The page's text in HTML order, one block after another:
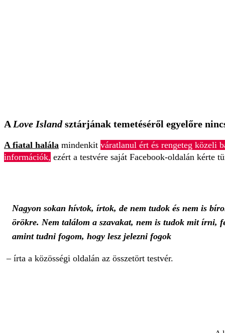
A Love Islandsztárjának temetéséről egyelőre
A fiatal halála mindenkit váratlanul ért és rengeteg közeli
információk, ezért a testvére saját Facebook-oldalán kérte
Nagyon sokan hívtok, írtok, de nem tudok és nem is
örökre. Nem találom a szavakat, nem is tudok mit írni,
amint tudni fogom, hogy lesz jelezni fogok
– írta a közösségi oldalán az összetört testvér.